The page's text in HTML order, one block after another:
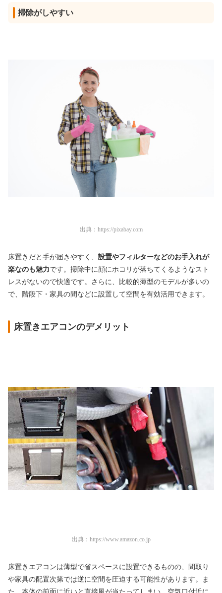
掃除がしやすい
出典： https://pixabay.com
床置きだと手が届きやすく、 設置やフィルターなどのお手入れが
楽なのも魅力です。掃除中に顔にホコリが落ちてくるようなスト
レスがないので快適です。さらに、比較的薄型のモデルが多いの
で、階段下・家具の間などに設置して空間を有効活用できます。
床置きエアコンのデメリット
出典： https://www.amazon.co.jp
床置きエアコンは薄型で省スペースに設置できるものの、間取り
や家具の配置次第では逆に空間を圧迫する可能性があります。ま